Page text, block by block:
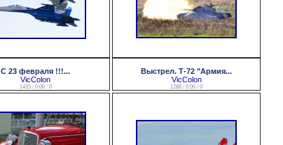
С 23 февраля !!!...
VicColon
1435 / 0.00 / 0
Выстрел. Т-72 "Армия...
VicColon
1288 / 0.00 / 0